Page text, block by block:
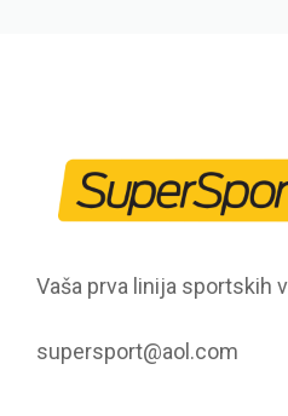
Vaša prva linija sportskih
supersport@aol.com